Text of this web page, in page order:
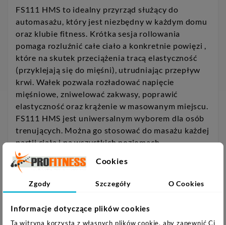
FS111 HMS to idealny przyrząd służący do
automasażu, który jest niezbędny w każdym domu
oraz klubie fitness. Krótka sesja rollowania
pomaga rozluźnić całe ciało a konkretnie powięzi ,
które na skutek przeciążenia tracą elastyczność
(przyklejają się do mięśni), utrudniając przepływ
krwi. Wałek pozwala rozładować napięcie
mięśniowe, zniwelować zakwasy, poprawić
elastyczność oraz krążenie w masowanym miejscu.
FS111 HMS jest uniwersalnym wyborem dla osób
trenujących. Można go stosować do masażu każdej
partii ciała i na wszystkich poziomach
zaawansowania. Specyfikacja: Średnica: 14 cm
Długość: 33 cm Twardość w skali Shore`a: 35
Maksymalne obciążenie: 250 kg Uwagi: Gwarancja
Cookies
Zgody Szczegóły O Cookies
Informacje dotyczące plików cookies
Ta witryna korzysta z własnych plików cookie, aby zapewnić Ci